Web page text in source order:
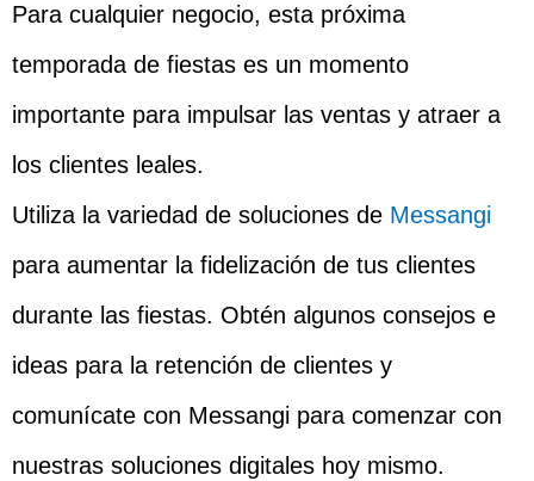
Para cualquier negocio, esta próxima
temporada de fiestas es un momento
importante para impulsar las ventas y atraer a
los clientes leales.
Utiliza la variedad de soluciones de Messangi
para aumentar la fidelización de tus clientes
durante las fiestas. Obtén algunos consejos e
ideas para la retención de clientes y
comunícate con Messangi para comenzar con
nuestras soluciones digitales hoy mismo.